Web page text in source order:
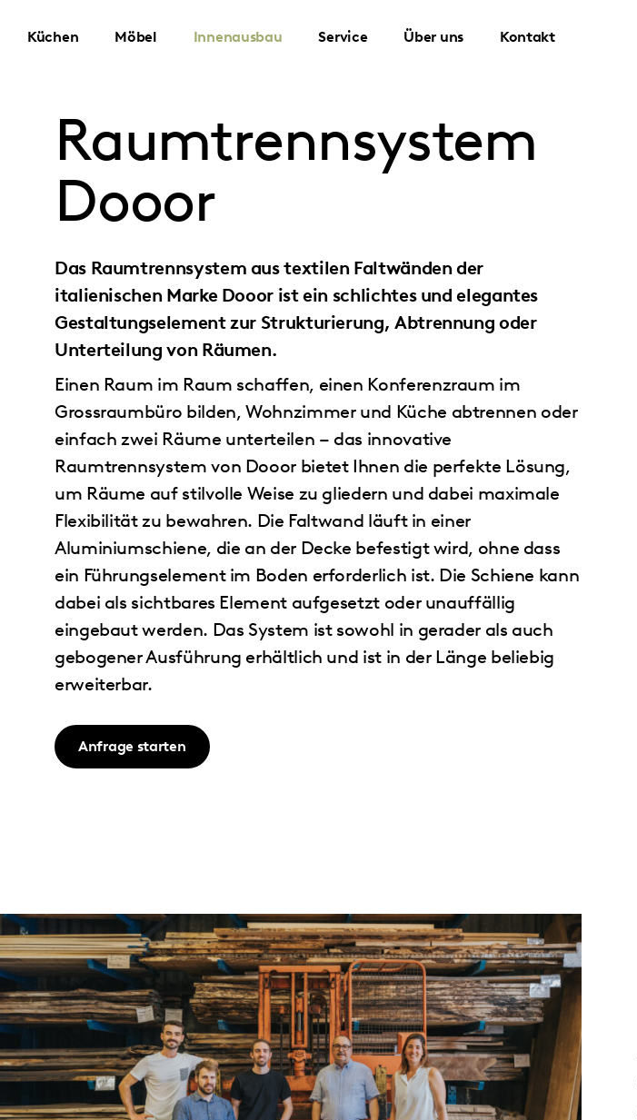
Küchen Möbel Innenausbau Service Über uns Kontakt
Raumtrennsystem
Dooor
Das Raumtrennsystem aus textilen Faltwänden der
italienischen Marke Dooor ist ein schlichtes und elegantes
Gestaltungselement zur Strukturierung, Abtrennung oder
Unterteilung von Räumen.
Einen Raum im Raum schaffen, einen Konferenzraum im
Grossraumbüro bilden, Wohnzimmer und Küche abtrennen oder
einfach zwei Räume unterteilen – das innovative
Raumtrennsystem von Dooor bietet Ihnen die perfekte Lösung,
um Räume auf stilvolle Weise zu gliedern und dabei maximale
Flexibilität zu bewahren. Die Faltwand läuft in einer
Aluminiumschiene, die an der Decke befestigt wird, ohne dass
ein Führungselement im Boden erforderlich ist. Die Schiene kann
dabei als sichtbares Element aufgesetzt oder unauffällig
eingebaut werden. Das System ist sowohl in gerader als auch
gebogener Ausführung erhältlich und ist in der Länge beliebig
erweiterbar.
Anfrage starten